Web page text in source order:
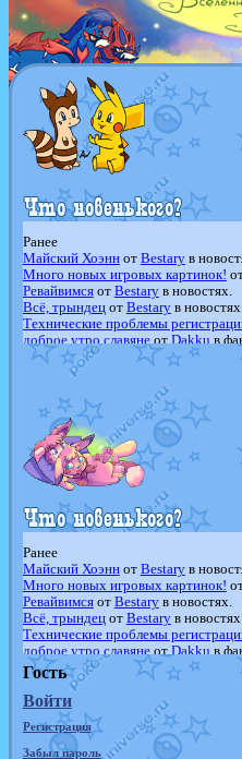
Ранее
Майский Хоэннот Bestaryв
Много новых игровых картинок!
Ревайвимсяот Bestaryв новостях.
Всё, трындецот Bestaryв новостях.
Технические проблемы
доброе утро славянеот Dakku в
Йолда и Мимикью от
Недовольный котомангуст
отRandomon
шадоу спиритомб
отilovearceus
в
траббишотilovearceusв фанарте.
Raging BoltотGraceDaFox
в
Shadow mismagiusотJOK_julia
в
художникот vicavicaв фанарте.
Ранее
Майский Хоэннот Bestaryв
Много новых игровых картинок!
Ревайвимсяот Bestaryв новостях.
Всё, трындецот Bestaryв новостях.
Технические проблемы
доброе утро славянеот Dakku в
Йолда и Мимикьюот
Недовольный котомангуст
The Dark Wishmaker
отRandomon
шадоу спиритомб
отilovearceus
в
траббишотilovearceusв фанарте.
Raging BoltотGraceDaFox
Гость
Войти
Регистрация
Забыл пароль